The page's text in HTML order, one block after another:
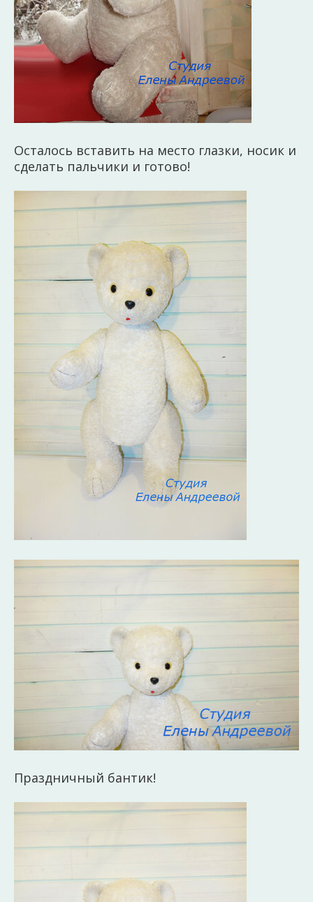
Осталось вставить на место глазки, носик и
сделать пальчики и готово!
Праздничный бантик!